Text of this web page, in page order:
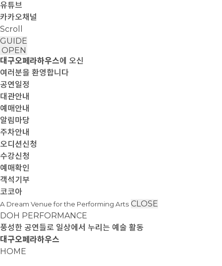
유튜브
카카오채널
Scroll
GUIDE
OPEN
대구오페라하우스에 오신
여러분을 환영합니다
공연일정
대관안내
예매안내
알림마당
주차안내
오디션신청
수강신청
예매확인
객석기부
코코아
A Dream Venue for the Performing Arts CLOSE
DOH PERFORMANCE
풍성한 공연들로 일상에서 누리는 예술 활동
대구오페라하우스
HOME